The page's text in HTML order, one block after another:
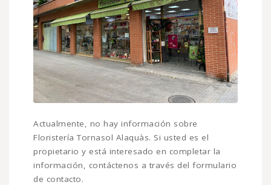
Actualmente, no hay información sobre
Floristería Tornasol Alaquàs. Si usted es el
propietario y está interesado en completar la
información, contáctenos a través del formulario
de contacto.